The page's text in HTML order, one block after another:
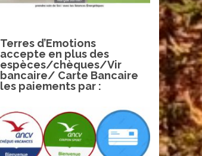
Terres d’Emotions
accepte en plus des
espèces/chèques/Vir
bancaire/ Carte Bancaire
les paiements par :